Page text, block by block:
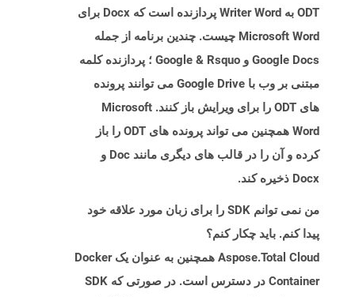
ODT به Writer Word پردازنده است که Docx برای
Microsoft Word چیست. چندین برنامه از جمله
Google Docs و Google & Rsquo ؛ پردازنده کلمه
مبتنی بر وب با Google Drive می توانند پرونده
های ODT را برای ویرایش باز کنند. Microsoft
Word همچنین می تواند پرونده های ODT را باز
کرده و آن را در قالب های دیگری مانند Doc و
Docx ذخیره کند.
من نمی توانم SDK را برای زبان مورد علاقه خود
پیدا کنم. باید چکار کنم؟
Aspose.Total Cloud همچنین به عنوان یک Docker
Container در دسترس است. در صورتی که SDK